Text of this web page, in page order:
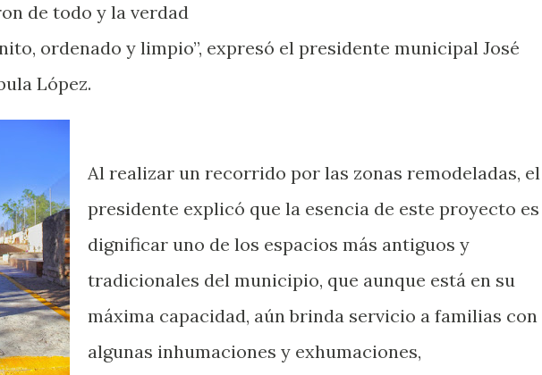
de todo y la verdad
ordenado y limpio”, expresó el presidente municipal José
López.
Al realizar un recorrido por las zonas remodeladas, el
presidente explicó que la esencia de este proyecto es
dignificar uno de los espacios más antiguos y
tradicionales del municipio, que aunque está en su
máxima capacidad, aún brinda servicio a familias con
algunas inhumaciones y exhumaciones,